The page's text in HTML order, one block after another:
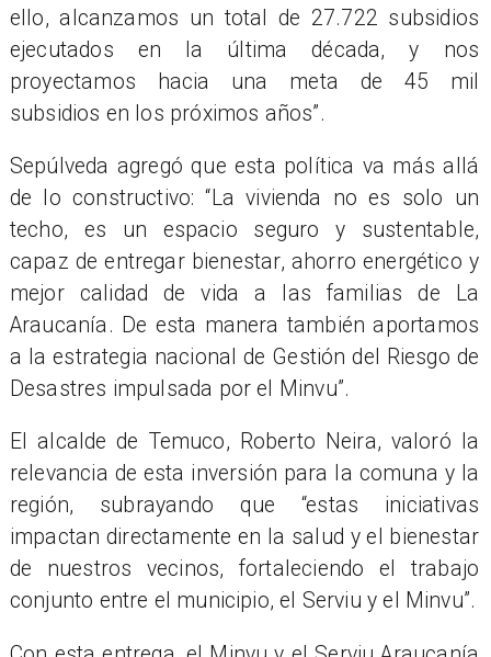
ello, alcanzamos un total de 27.722 subsidios
ejecutados en la última década, y nos
proyectamos hacia una meta de 45 mil
subsidios en los próximos años”.
Sepúlveda agregó que esta política va más allá
de lo constructivo: “La vivienda no es solo un
techo, es un espacio seguro y sustentable,
capaz de entregar bienestar, ahorro energético y
mejor calidad de vida a las familias de La
Araucanía. De esta manera también aportamos
a la estrategia nacional de Gestión del Riesgo de
Desastres impulsada por el Minvu”.
El alcalde de Temuco, Roberto Neira, valoró la
relevancia de esta inversión para la comuna y la
región, subrayando que “estas iniciativas
impactan directamente en la salud y el bienestar
de nuestros vecinos, fortaleciendo el trabajo
conjunto entre el municipio, el Serviu y el Minvu”.